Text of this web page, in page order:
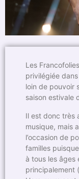
Les
privilégiée
loin de pouvoir
saison estivale
Il est donc très
musique, mais
l’occasion de
familles
à tous les âges
principalement